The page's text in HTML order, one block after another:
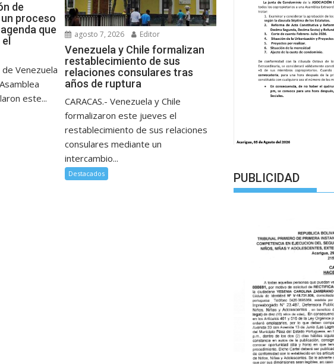
de
proceso
que
de Venezuela
este...
agosto 7, 2026 Editor
Venezuela y Chile formalizan
restablecimiento de sus
relaciones consulares tras
años de ruptura
CARACAS.- Venezuela y Chile
formalizaron este jueves el
restablecimiento de sus relaciones
consulares mediante un
intercambio...
Destacados PUBLICIDAD